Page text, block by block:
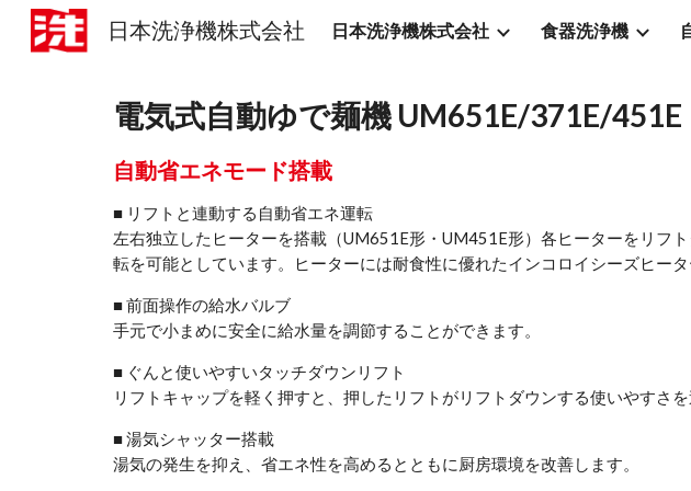
Skip to main content
日本洗浄機株式会社 日本洗浄機株式会社 食器洗浄機
電気式自動ゆで麺機 UM651E/371E/451E
自動省エネモード搭載
■ リフトと連動する自動省エネ運転
左右独立したヒーターを搭載（UM651E形・UM451E形）各ヒーターをリフ
転を可能としています。ヒーターには耐食性に優れたインコロイシーズヒータ
■ 前面操作の給水バルブ
手元で小まめに安全に給水量を調節することができます。
■ ぐんと使いやすいタッチダウンリフト
リフトキャップを軽く押すと、押したリフトがリフトダウンする使いやすさ
■ 湯気シャッター搭載
湯気の発生を抑え、省エネ性を高めるとともに厨房環境を改善します。